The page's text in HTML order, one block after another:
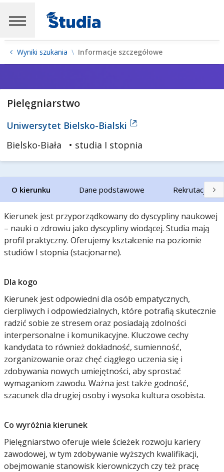
Wyniki szukania Informacje szczegółowe
Pielęgniarstwo
Uniwersytet Bielsko-Bialski
Bielsko-Biała
• studia I stopnia
O kierunku Dane podstawowe Rekrutacja
Kierunek jest przyporządkowany do dyscypliny naukowej
– nauki o zdrowiu jako dyscypliny wiodącej. Studia mają
profil praktyczny. Oferujemy kształcenie na poziomie
studiów I stopnia (stacjonarne).
Dla kogo
Kierunek jest odpowiedni dla osób empatycznych,
cierpliwych i odpowiedzialnych, które potrafią skutecznie
radzić sobie ze stresem oraz posiadają zdolności
interpersonalne i komunikacyjne. Kluczowe cechy
kandydata to również dokładność, sumienność,
zorganizowanie oraz chęć ciągłego uczenia się i
zdobywania nowych umiejętności, aby sprostać
wymaganiom zawodu. Ważna jest także godność,
szacunek dla drugiej osoby i wysoka kultura osobista.
Co wyróżnia kierunek
Pielęgniarstwo oferuje wiele ścieżek rozwoju kariery
zawodowej, w tym zdobywanie wyższych kwalifikacji,
obejmowanie stanowisk kierowniczych czy też pracę